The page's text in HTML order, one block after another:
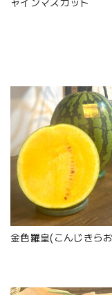
ャインマスカット
金色羅皇(こんじきら